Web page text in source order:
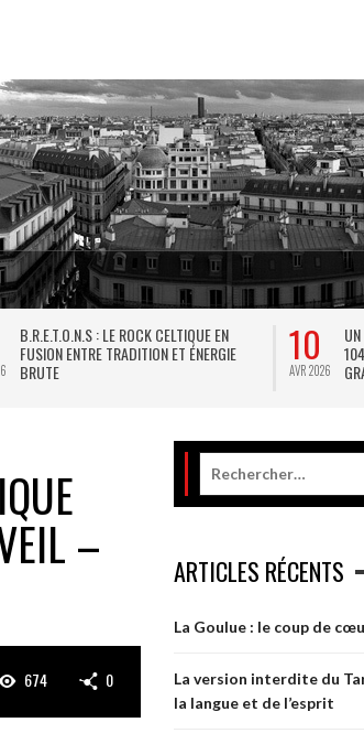
B.R.E.T.O.N.S : LE ROCK CELTIQUE EN
FUSION ENTRE TRADITION ET ÉNERGIE
BRUTE
10
AVR 2026
–
674 0
ARTICLES RÉCENTS
La Goulue : le coup de
La version interdite du
la langue et de l’esprit